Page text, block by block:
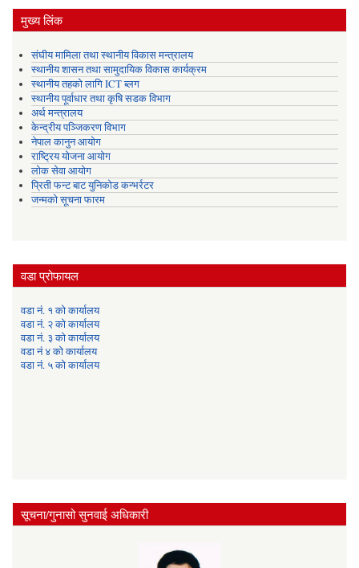
मुख्य लिंक
संघीय मामिला तथा स्थानीय विकास मन्त्रालय
स्थानीय शासन तथा सामुदायिक विकास कार्यक्रम
स्थानीय तहको लागि ICT ब्लग
स्थानीय पूर्वाधार तथा कृषि सडक विभाग
अर्थ मन्त्रालय
केन्द्रीय पञ्जिकरण विभाग
नेपाल कानुन आयोग
राष्ट्रिय योजना आयोग
लोक सेवा आयोग
प्रिती फन्ट बाट युनिकोड कन्भर्रटर
जन्मको सूचना फारम
वडा प्रोफायल
वडा नं. १ को कार्यालय
वडा नं. २ को कार्यालय
वडा नं. ३ को कार्यालय
वडा नं ४ को कार्यालय
वडा नं. ५ को कार्यालय
सूचना/गुनासो सुनवाई अधिकारी